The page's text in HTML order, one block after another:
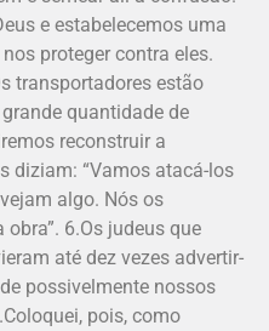
e estabelecemos uma
proteger contra eles.
transportadores estão
quantidade de
reconstruir a
diziam: “Vamos atacá-los
algo. Nós os
6.Os judeus que
até dez vezes advertir-
possivelmente nossos
pois, como